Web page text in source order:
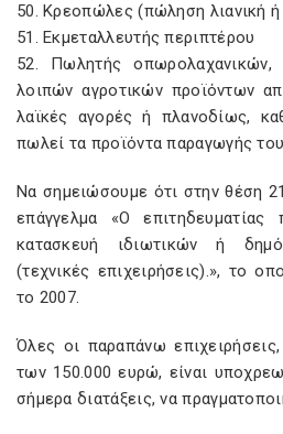
50. Κρεοπώλες (πώληση λιανική ή
51. Εκμεταλλευτής περιπτέρου
52. Πωλητής
λοιπών αγροτικών προϊόντων
λαϊκές αγορές ή πλανοδίως,
πωλεί τα προϊόντα παραγωγής
Να σημειώσουμε ότι στην θέση
επάγγελμα «Ο
κατασκευή ιδιωτικών ή
(τεχνικές επιχειρήσεις).», το
το 2007.
Όλες οι παραπάνω
των 150.000 ευρώ, είναι
σήμερα διατάξεις, να